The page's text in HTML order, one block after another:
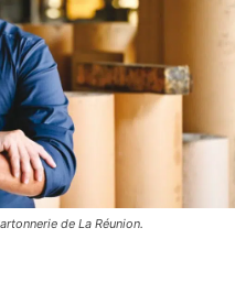
de La Réunion.